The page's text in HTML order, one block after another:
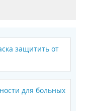
защитить от
для больных